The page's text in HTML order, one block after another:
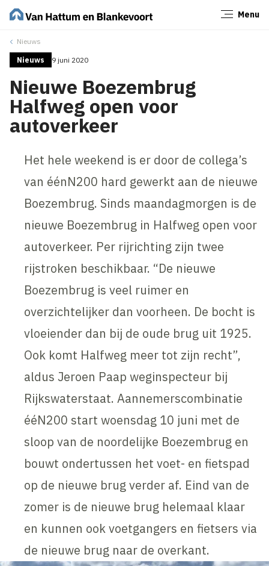
Menu
Nieuws
Nieuws 9 juni 2020
Nieuwe Boezembrug
Halfweg open voor
autoverkeer
Het hele weekend is er door de collega’s
van éénN200 hard gewerkt aan de nieuwe
Boezembrug. Sinds maandagmorgen is de
nieuwe Boezembrug in Halfweg open voor
autoverkeer. Per rijrichting zijn twee
rijstroken beschikbaar. “De nieuwe
Boezembrug is veel ruimer en
overzichtelijker dan voorheen. De bocht is
vloeiender dan bij de oude brug uit 1925.
Ook komt Halfweg meer tot zijn recht”,
aldus Jeroen Paap weginspecteur bij
Rijkswaterstaat. Aannemerscombinatie
ééN200 start woensdag 10 juni met de
sloop van de noordelijke Boezembrug en
bouwt ondertussen het voet- en fietspad
op de nieuwe brug verder af. Eind van de
zomer is de nieuwe brug helemaal klaar
en kunnen ook voetgangers en fietsers via
de nieuwe brug naar de overkant.
Sluiten